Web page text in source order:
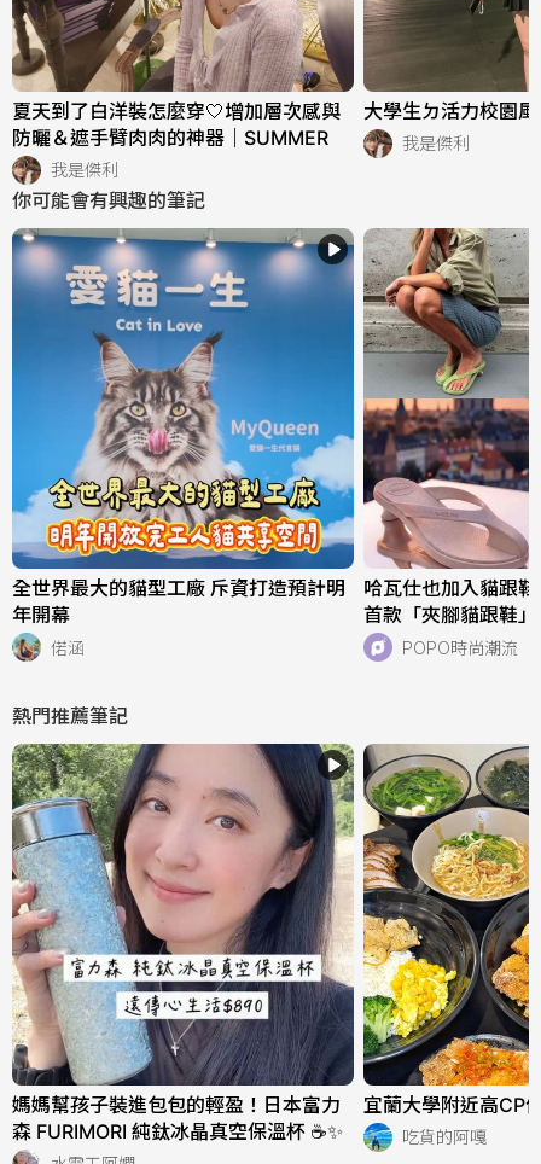
夏天到了白洋裝怎麼穿🤍增加層次感與
防曬＆遮手臂肉肉的神器｜SUMMER
我是傑利
大學生ㄉ活力校園
我是傑利
你可能會有興趣的筆記
全世界最大的貓型工廠 斥資打造預計明
年開幕
偌涵
哈瓦仕也加入貓跟
首款「夾腳貓跟鞋
好看、一亮相就爆
POPO時尚潮流
熱門推薦筆記
媽媽幫孩子裝進包包的輕盈！日本富力
森 FURIMORI 純鈦冰晶真空保溫杯 ☕✨
宜蘭大學附近高CP
吃貨的阿嘎